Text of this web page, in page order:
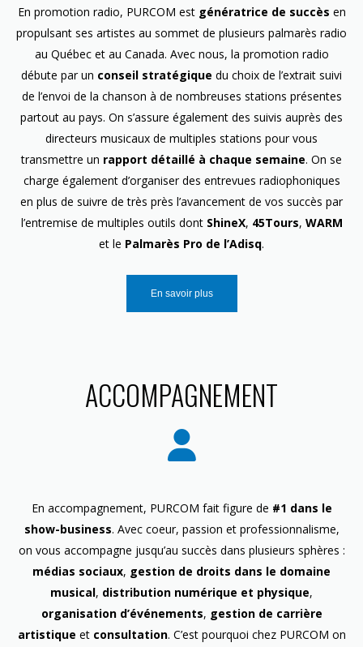
En promotion radio, PURCOM est génératrice de succès en
propulsant ses artistes au sommet de plusieurs palmarès radio
au Québec et au Canada. Avec nous, la promotion radio
débute par un conseil stratégique du choix de l’extrait suivi
de l’envoi de la chanson à de nombreuses stations présentes
partout au pays. On s’assure également des suivis auprès des
directeurs musicaux de multiples stations pour vous
transmettre un rapport détaillé à chaque semaine. On se
charge également d’organiser des entrevues radiophoniques
en plus de suivre de très près l’avancement de vos succès par
l’entremise de multiples outils dont ShineX, 45Tours, WARM
et le Palmarès Pro de l’Adisq.
En savoir plus
ACCOMPAGNEMENT
En accompagnement, PURCOM fait figure de #1 dans le
show-business. Avec coeur, passion et professionnalisme,
on vous accompagne jusqu’au succès dans plusieurs sphères :
médias sociaux, gestion de droits dans le domaine
musical, distribution numérique et physique,
organisation d’événements, gestion de carrière
artistique etconsultation. C’est pourquoi chez PURCOM on